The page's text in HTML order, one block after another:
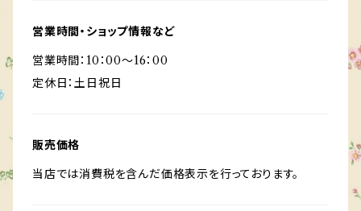
営業時間・ショップ情報など
営業時間：10：00～16：00
定休日：土日祝日
販売価格
当店では消費税を含んだ価格表示を行っております。